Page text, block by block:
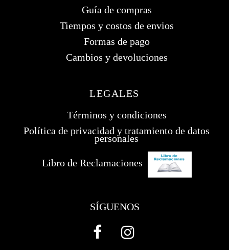
Guía de compras
Tiempos y costos de envios
Formas de pago
Cambios y devoluciones
LEGALES
Términos y condiciones
Política de privacidad y tratamiento de datos
personales
Libro de Reclamaciones
SÍGUENOS